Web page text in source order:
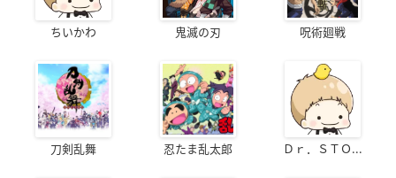
ちいかわ 鬼滅の刃 呪術廻戦
刀剣乱舞 忍たま乱太郎 Ｄｒ．ＳＴＯ...